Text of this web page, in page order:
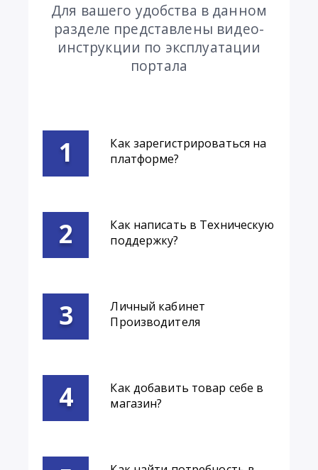
для вашего удобства в данном
разделе представлены видео-
инструкции по эксплуатации
портала
Как зарегистрироваться на
платформе?
Как написать в Техническую
поддержку?
Личный кабинет
Производителя
Как добавить товар себе в
магазин?